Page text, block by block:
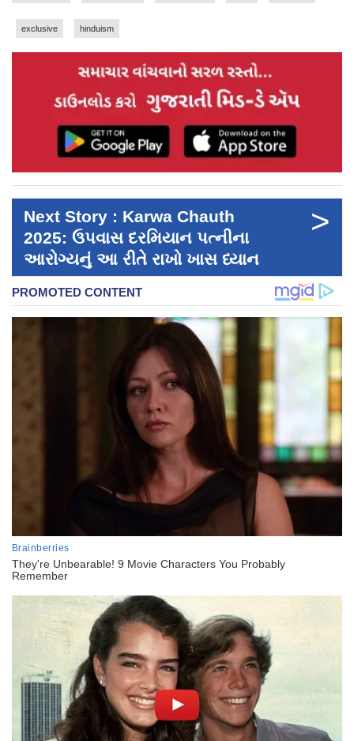
exclusive hinduism
Next Story : Karwa Chauth
2025: ઉપવાસ દરમિયાન પત્નીના
આરોગ્યનું આ રીતે રાખો ખાસ ધ્યાન
>